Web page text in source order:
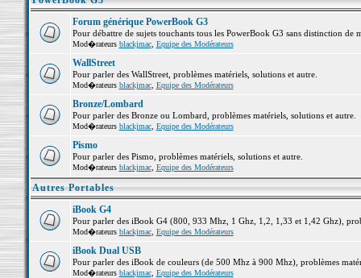
Forum générique PowerBook G3
Pour débattre de sujets touchants tous les PowerBook G3 sans distinction de
Mod�rateurs blackjmac, Equipe des Modérateurs
WallStreet
Pour parler des WallStreet, problèmes matériels, solutions et autre.
Mod�rateurs blackjmac, Equipe des Modérateurs
Bronze/Lombard
Pour parler des Bronze ou Lombard, problèmes matériels, solutions et autre.
Mod�rateurs blackjmac, Equipe des Modérateurs
Pismo
Pour parler des Pismo, problèmes matériels, solutions et autre.
Mod�rateurs blackjmac, Equipe des Modérateurs
Autres Portables
iBook G4
Pour parler des iBook G4 (800, 933 Mhz, 1 Ghz, 1,2, 1,33 et 1,42 Ghz),
Mod�rateurs blackjmac, Equipe des Modérateurs
iBook Dual USB
Pour parler des iBook de couleurs (de 500 Mhz à 900 Mhz), problèmes
Mod�rateurs blackjmac, Equipe des Modérateurs